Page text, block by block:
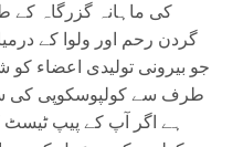
کی ماہانہ گزرگاہ کے
گردن رحم اور ولوا کے
جو بیرونی تولیدی اعضاء
طرف سے کولپوسکوپی
ہے اگر آپ کے پیپ ٹیسٹ